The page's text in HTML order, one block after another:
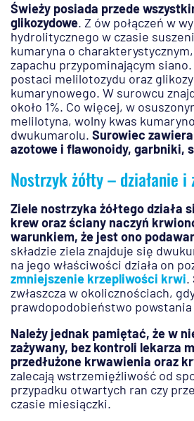
Świeży posiada przede
glikozydowe. Z ów połączeń w
hydrolitycznego w czasie
kumaryna o
zapachu przypominającym
postaci melilotozydu oraz
kumarynowego. W surowcu
około 1%. Co więcej, w
melilotyna, wolny kwas
dwukumarolu. Surowiec
azotowe i flawonoidy, garbniki,
Nostrzyk żółty – działanie i
Ziele nostrzyka żółtego działa
krew oraz ściany naczyń
warunkiem, że jest ono
składzie ziela znajduje się
na jego właściwości działa on
zmniejszenie krzepliwości krwi.
zwłaszcza w okolicznościach,
prawdopodobieństwo powstania
Należy jednak pamiętać, że w
zażywany, bez kontroli lekarza
przedłużone krwawienia oraz
zalecają wstrzemięźliwość od
przypadku otwartych ran czy
czasie miesiączki.